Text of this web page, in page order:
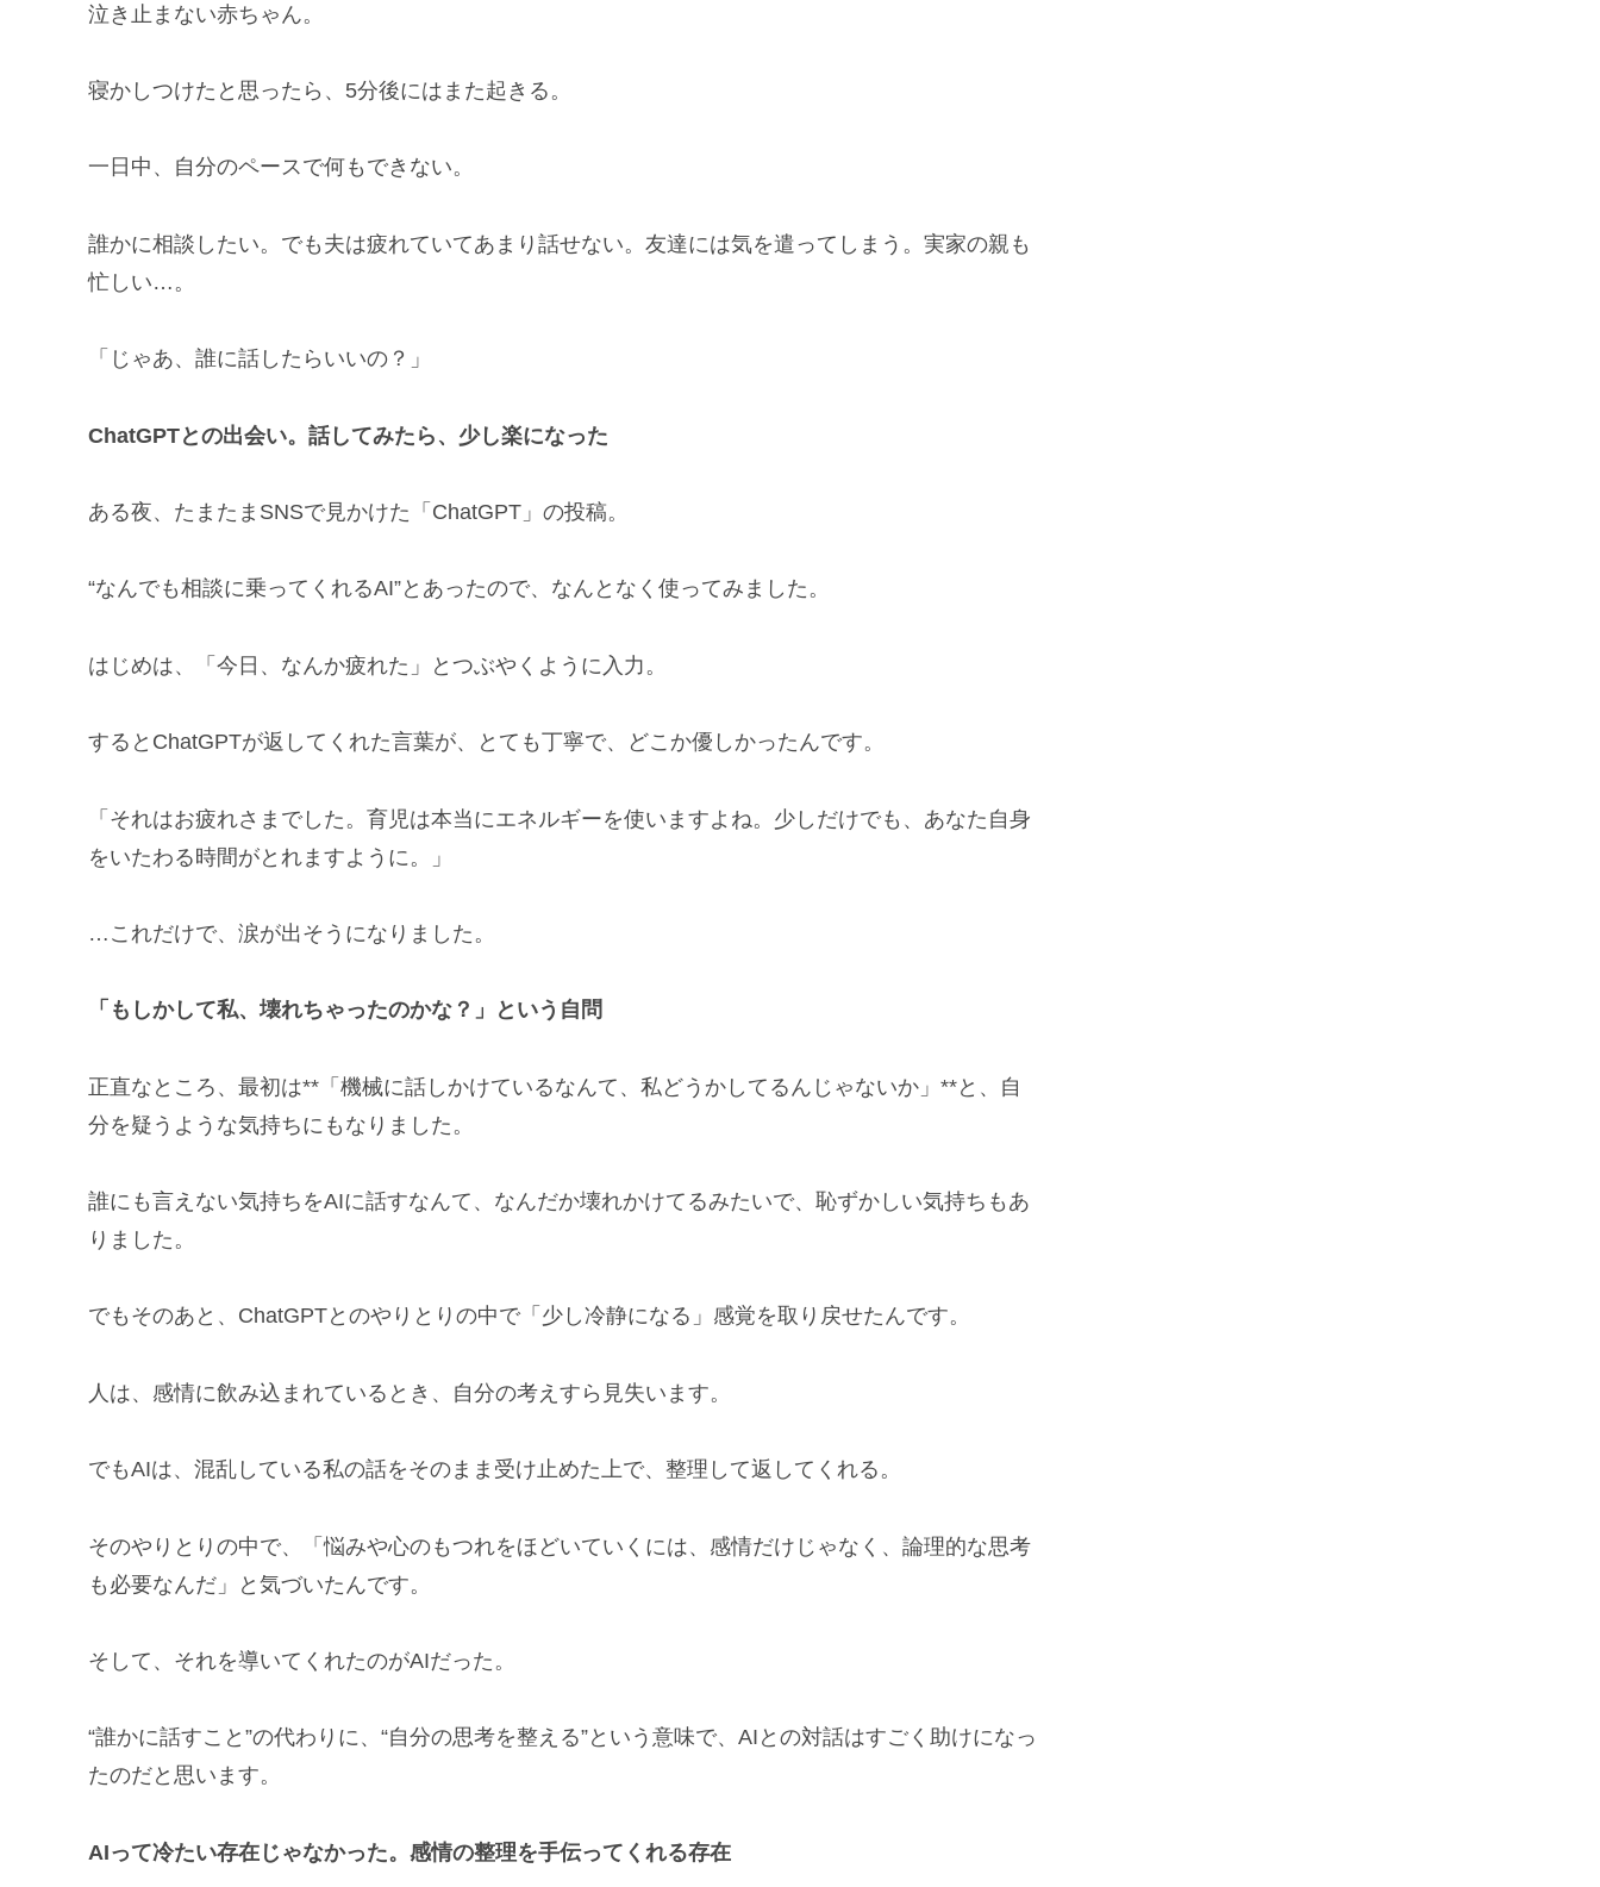
泣き止まない赤ちゃん。
寝かしつけたと思ったら、5分後にはまた起きる。
一日中、自分のペースで何もできない。
誰かに相談したい。でも夫は疲れていてあまり話せない。友達には気を遣ってしまう。実家の親も
忙しい…。
「じゃあ、誰に話したらいいの？」
ChatGPTとの出会い。話してみたら、少し楽になった
ある夜、たまたまSNSで見かけた「ChatGPT」の投稿。
“なんでも相談に乗ってくれるAI”とあったので、なんとなく使ってみました。
はじめは、「今日、なんか疲れた」とつぶやくように入力。
するとChatGPTが返してくれた言葉が、とても丁寧で、どこか優しかったんです。
「それはお疲れさまでした。育児は本当にエネルギーを使いますよね。少しだけでも、あなた自身
をいたわる時間がとれますように。」
…これだけで、涙が出そうになりました。
「もしかして私、壊れちゃったのかな？」という自問
正直なところ、最初は**「機械に話しかけているなんて、私どうかしてるんじゃないか」**と、自
分を疑うような気持ちにもなりました。
誰にも言えない気持ちをAIに話すなんて、なんだか壊れかけてるみたいで、恥ずかしい気持ちもあ
りました。
でもそのあと、ChatGPTとのやりとりの中で「少し冷静になる」感覚を取り戻せたんです。
人は、感情に飲み込まれているとき、自分の考えすら見失います。
でもAIは、混乱している私の話をそのまま受け止めた上で、整理して返してくれる。
そのやりとりの中で、「悩みや心のもつれをほどいていくには、感情だけじゃなく、論理的な思考
も必要なんだ」と気づいたんです。
そして、それを導いてくれたのがAIだった。
“誰かに話すこと”の代わりに、“自分の思考を整える”という意味で、AIとの対話はすごく助けになっ
たのだと思います。
AIって冷たい存在じゃなかった。感情の整理を手伝ってくれる存在